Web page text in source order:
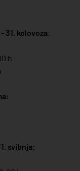
31. kolovoza:
h
svibnja: